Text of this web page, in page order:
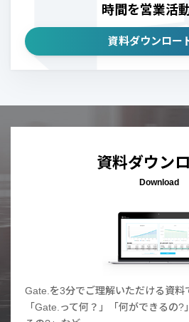
時間を​営業活動
資料ダウンロー
資料ダウン
Download
Gate.を3分でご理解いただける資料
「Gate.って何？」「何ができるの